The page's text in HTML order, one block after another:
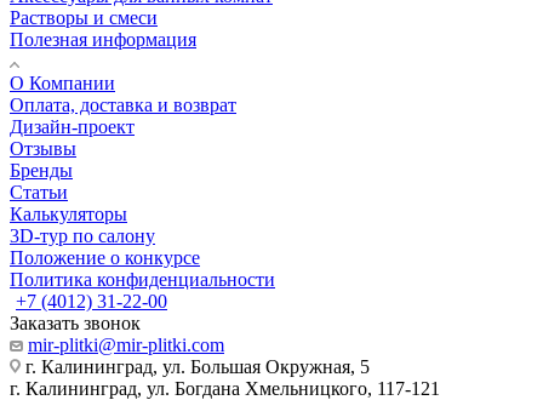
Растворы и смеси
Полезная информация
О Компании
Оплата, доставка и возврат
Дизайн-проект
Отзывы
Бренды
Статьи
Калькуляторы
3D-тур по салону
Положение о конкурсе
Политика конфиденциальности
+7 (4012) 31-22-00
Заказать звонок
mir-plitki@mir-plitki.com
г. Калининград, ул. Большая Окружная, 5
г. Калининград, ул. Богдана Хмельницкого, 117-121